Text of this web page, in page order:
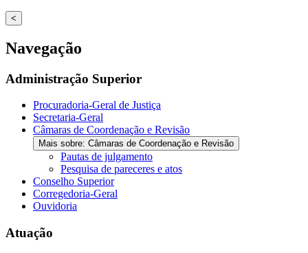
/".
This
shortcut
activates
screen
help
navigate
content.
<
Navegação
Administração Superior
Procuradoria-Geral de Justiça
Secretaria-Geral
Câmaras de Coordenação e Revisão
Mais sobre: Câmaras de Coordenação e Revisão
Pautas de julgamento
Pesquisa de pareceres e atos
Conselho Superior
Corregedoria-Geral
Ouvidoria
Atuação